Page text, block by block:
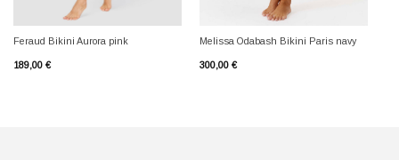
Feraud Bikini Aurora pink
189,00 €
Melissa Odabash Bikini Paris navy
300,00 €